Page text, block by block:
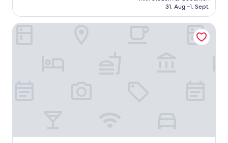
Bewertungen)
beträgt
31. Aug.–1. Sept.
Hotel MX congreso CDMX, Trademark Collection by